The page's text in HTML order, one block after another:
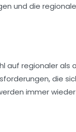
und die
auf regionaler
die
immer